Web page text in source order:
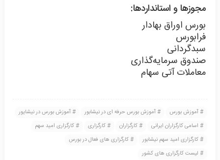
مجوزها و استانداردها:
بورس اوراق بهادار
فرابورس
سبدگردانی
صندوق سرمایه‌گذاری
معاملات آتی سهام
آموزش بورس آموزش بورس حرفه ای در نیشابور
آموزش بورس در نیشایور
اسامی کارگزاران ایرانی
کارگزاران کارگزاری‌
کارگزاری امید سهم
کارگزاری امید سهم نیشابور
کارگزاری های فعال در بورس
لیست کارگزاری های کشور